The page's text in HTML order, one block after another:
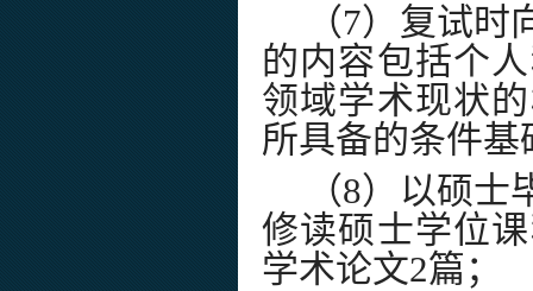
（7）复试时
的内容包括个
领域学术现状
所具备的条件基
（8）以硕士
修读硕士学位
学术论文2篇；